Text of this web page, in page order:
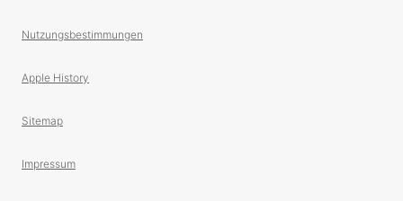
Nutzungsbestimmungen
Apple History
Sitemap
Impressum